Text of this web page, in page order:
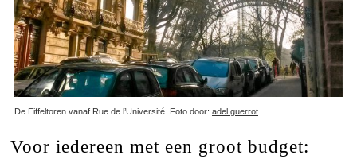
De Eiffeltoren vanaf Rue de l’Université. Foto door: adel guerrot
Voor iedereen met een groot budget: